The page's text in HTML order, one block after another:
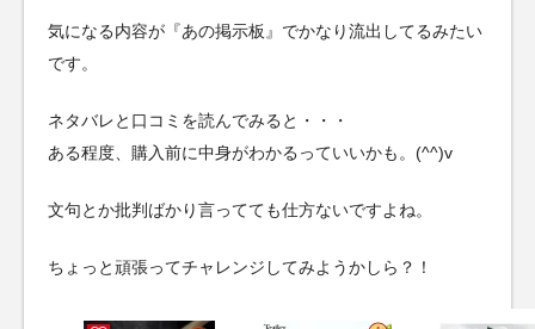
気になる内容が『あの掲示板』でかなり流出してるみたい
です。
ネタバレと口コミを読んでみると・・・
ある程度、購入前に中身がわかるっていいかも。(^^)v
文句とか批判ばかり言ってても仕方ないですよね。
ちょっと頑張ってチャレンジしてみようかしら？！